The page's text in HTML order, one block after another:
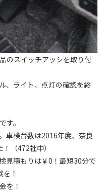
のスイッチアッシを取り付
、ライト、点灯の確認を終
す。
車検台数は2016年度、奈良
（472社中）
見積もりは￥0！最短30分で
！
を！